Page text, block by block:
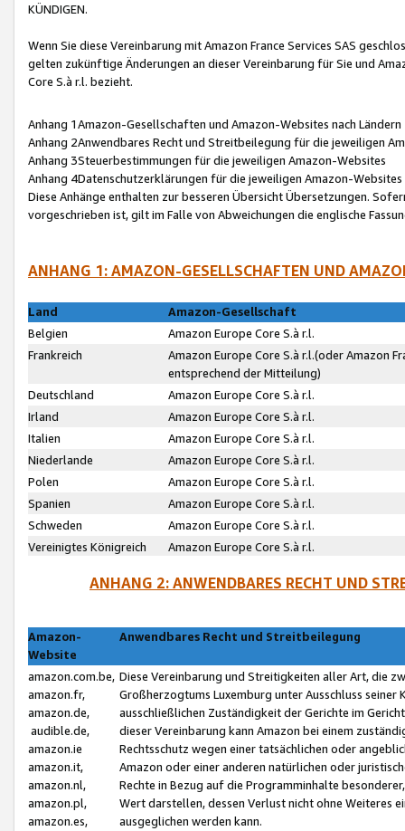
KÜNDIGEN.
Wenn Sie diese Vereinbarung mit Amazon France Services SAS
gelten zukünftige Änderungen an dieser Vereinbarung für Sie und
Core S.à r.l. bezieht.
Anhang 1Amazon-Gesellschaften und Amazon-Websites nach Ländern
Anhang 2Anwendbares Recht und Streitbeilegung für die jeweiligen
Anhang 3Steuerbestimmungen für die jeweiligen Amazon-Websites
Anhang 4Datenschutzerklärungen für die jeweiligen Amazon-Websites
Diese Anhänge enthalten zur besseren Übersicht Übersetzungen.
vorgeschrieben ist, gilt im Falle von Abweichungen die englische
ANHANG 1: AMAZON-GESELLSCHAFTEN UND
Land
Amazon-Gesellschaft
Belgien
Amazon Europe Core S.à r.l.
Frankreich
Amazon Europe Core S.à r.l.(oder Amazon
entsprechend der Mitteilung)
Deutschland
Amazon Europe Core S.à r.l.
Irland
Amazon Europe Core S.à r.l.
Italien
Amazon Europe Core S.à r.l.
Niederlande
Amazon Europe Core S.à r.l.
Polen
Amazon Europe Core S.à r.l.
Spanien
Amazon Europe Core S.à r.l.
Schweden
Amazon Europe Core S.à r.l.
Vereinigtes Königreich
Amazon Europe Core S.à r.l.
ANHANG 2: ANWENDBARES RECHT UND
Amazon-
Website
Anwendbares Recht und Streitbeilegung
amazon.com.be,
amazon.fr,
amazon.de,
audible.de,
amazon.ie
amazon.it,
amazon.nl,
amazon.pl,
amazon.es,
Diese Vereinbarung und Streitigkeiten aller Art, die
Großherzogtums Luxemburg unter Ausschluss
ausschließlichen Zuständigkeit der Gerichte im
dieser Vereinbarung kann Amazon bei einem
Rechtsschutz wegen einer tatsächlichen oder
Amazon oder einer anderen natürlichen oder
Rechte in Bezug auf die Programminhalte
Wert darstellen, dessen Verlust nicht ohne Weiteres
ausgeglichen werden kann.